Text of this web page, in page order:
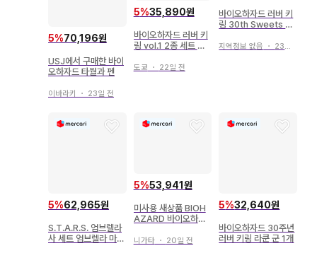
5%70,196원
USJ에서 구매한 바이
오하자드 타월과 펜
이바라키 ・ 23일 전
5%35,890원
바이오하자드 러버 키
링 vol.1 2종 세트 질
도쿄 ・ 22일 전
바이오하자드 러버 키
링 30th Sweets C
지역정보 없음 ・ 23일 전
5%62,965원
S.T.A.R.S. 엄브렐라
사 세트 엄브렐라 마커
5%53,941원
미사용 새상품 BIOH
AZARD 바이오하자
니가타・ 20일 전
5%32,640원
바이오하자드 30주년
러버 키링 라쿤 군 1개